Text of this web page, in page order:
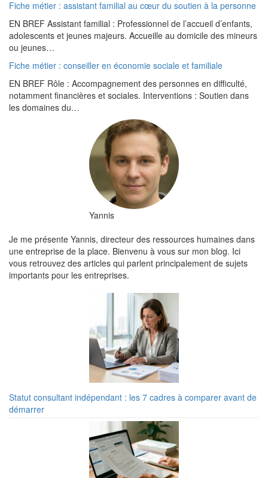
Fiche métier : assistant familial au cœur du soutien à la personne
EN BREF Assistant familial : Professionnel de l’accueil d’enfants,
adolescents et jeunes majeurs. Accueille au domicile des mineurs
ou jeunes…
Fiche métier : conseiller en économie sociale et familiale
EN BREF Rôle : Accompagnement des personnes en difficulté,
notamment financières et sociales. Interventions : Soutien dans
les domaines du…
Yannis
Je me présente Yannis, directeur des ressources humaines dans
une entreprise de la place. Bienvenu à vous sur mon blog. Ici
vous retrouvez des articles qui parlent principalement de sujets
importants pour les entreprises.
Statut consultant indépendant : les 7 cadres à comparer avant de
démarrer